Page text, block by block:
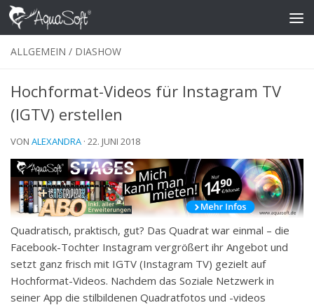
Skip to content
ALLGEMEIN / DIASHOW
Hochformat-Videos für Instagram TV
(IGTV) erstellen
VON ALEXANDRA · 22. JUNI 2018
Quadratisch, praktisch, gut? Das Quadrat war einmal – die
Facebook-Tochter Instagram vergrößert ihr Angebot und
setzt ganz frisch mit IGTV (Instagram TV) gezielt auf
Hochformat-Videos. Nachdem das Soziale Netzwerk in
seiner App die stilbildenen Quadratfotos und -videos